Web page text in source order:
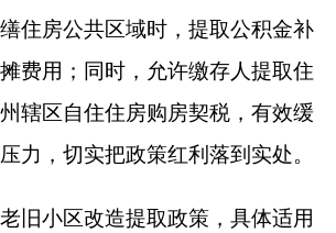
金用于缴纳房屋契税，提取金
额。缴存人家庭购买多套自住
政策。办理提取时，群众需携